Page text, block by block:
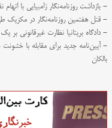
- بازداشت روزنامه‌نگار زامبیایی با
- قتل هفتمین روزنامه‌نگار در مکزیک طی
- دادگاه بریتانیا نظارت غیرقانونی بر یک
- آیین‌نامه جدید برای مقابله با
بالکان